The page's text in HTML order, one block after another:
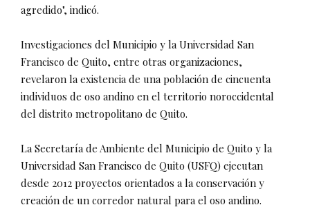
agredido", indicó.
Investigaciones del Municipio y la Universidad San
Francisco de Quito, entre otras organizaciones,
revelaron la existencia de una población de cincuenta
individuos de oso andino en el territorio noroccidental
del distrito metropolitano de Quito.
La Secretaría de Ambiente del Municipio de Quito y la
Universidad San Francisco de Quito (USFQ) ejecutan
desde 2012 proyectos orientados a la conservación y
creación de un corredor natural para el oso andino.